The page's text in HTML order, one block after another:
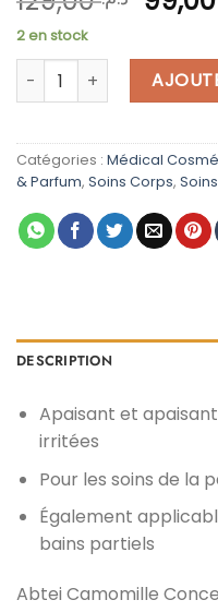
prix
initial
était :
2 en stock
quantité de Abtei
Catégories : Médical
& Parfum, Soins Corps,
DESCRIPTION
‎Apaisant et
irritées‎
‎Pour les soins de la
‎Également
bains partiels‎
‎Abtei Camomille